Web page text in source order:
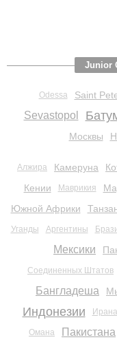
Junior
Odessa Saint
Sevastopol
Москвы
Алжира Камеруна
Кении
Маврикия
Южной Африки
Уганды Аргентины
Мексики
Соединенных Штатов
Бангладеша
Индонезии Ирана
Омана Пакистана